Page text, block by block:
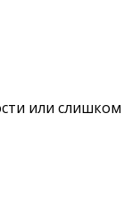
или слишком